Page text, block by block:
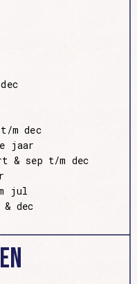
m dec
jaar
& sep t/m dec
jul
dec